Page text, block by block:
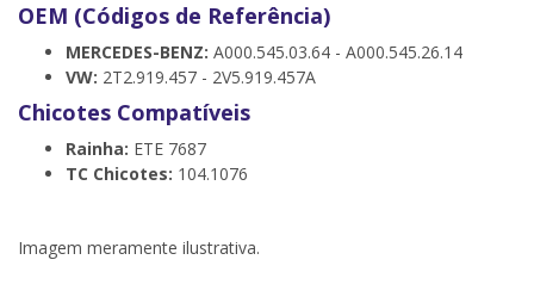
OEM (Códigos de Referência)
MERCEDES-BENZ: A000.545.03.64 - A000.545.26.14
VW: 2T2.919.457 - 2V5.919.457A
Chicotes Compatíveis
Rainha: ETE 7687
TC Chicotes: 104.1076
Imagem meramente ilustrativa.